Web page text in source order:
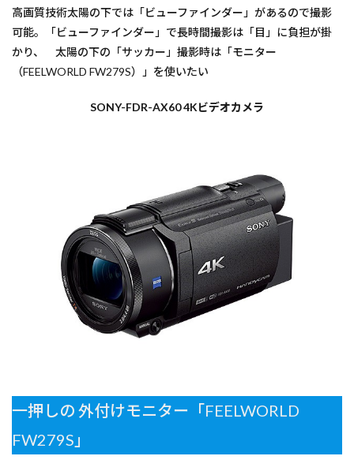
高画質技術太陽の下では「ビューファインダー」があるので撮影
可能。「ビューファインダー」で長時間撮影は「目」に負担が掛
かり、 太陽の下の「サッカー」撮影時は「モニター
（FEELWORLD FW279S）」を使いたい
SONY-FDR-AX60 4Kビデオカメラ
一押しの 外付けモニター「FEELWORLD
FW279S」